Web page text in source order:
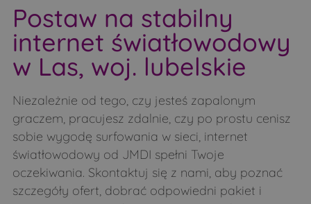
Smarklice
Smolugi
Smorczewo
Stare Bagińskie
Stare Moczydły
Strabla
Świrydy
Sytki
Szastały
Szczepany
Szczyty-Dzięciołowo
Szczyty-Nowodwory
Szpaki
Teremiski
Postaw na stabilny
internet światłowodowy
w Las, woj. lubelskie
Niezależnie od tego, czy jesteś zapalonym
graczem, pracujesz zdalnie, czy po prostu cenisz
sobie wygodę surfowania w sieci, internet
światłowodowy od JMDI spełni Twoje
oczekiwania. Skontaktuj się z nami, aby poznać
szczegóły ofert, dobrać odpowiedni pakiet i